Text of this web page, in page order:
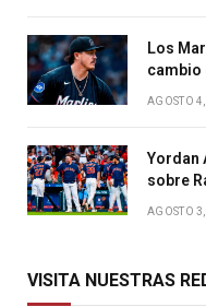
Los
cambio
AGOSTO
Yordan
sobre
AGOSTO
VISITA NUESTRAS